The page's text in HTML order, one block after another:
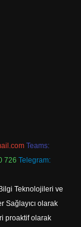
Teams:
726 Telegram:
Teknolojileri ve
Sağlayıcı olarak
proaktif olarak